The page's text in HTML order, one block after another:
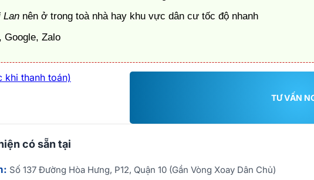
Lan nên ở trong toà nhà hay khu vực dân cư tốc độ nhanh
Google, Zalo
thanh toán)
TƯ VẤN
có sẵn tại
Số 137 Đường Hòa Hưng, P12, Quận 10 (Gần Vòng Xoay Dân Chủ)